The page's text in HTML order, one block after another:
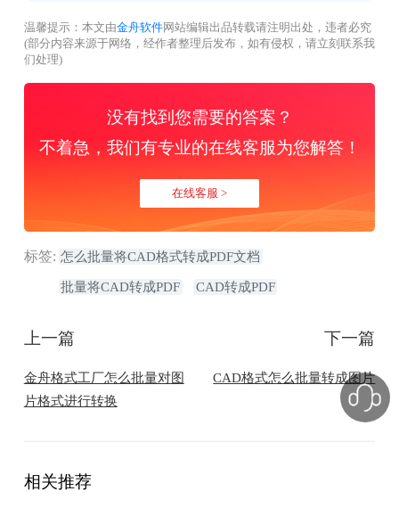
温馨提示：本文由金舟软件网站编辑出品转载请注明出处，违者必究
(部分内容来源于网络，经作者整理后发布，如有侵权，请立刻联系我
们处理)
没有找到您需要的答案？
不着急，我们有专业的在线客服为您解答！
在线客服 >
标签: 怎么批量将CAD格式转成PDF文档
批量将CAD转成PDF CAD转成PDF
上一篇
金舟格式工厂怎么批量对图
片格式进行转换
下一篇
CAD格式怎么批量转成图片
相关推荐